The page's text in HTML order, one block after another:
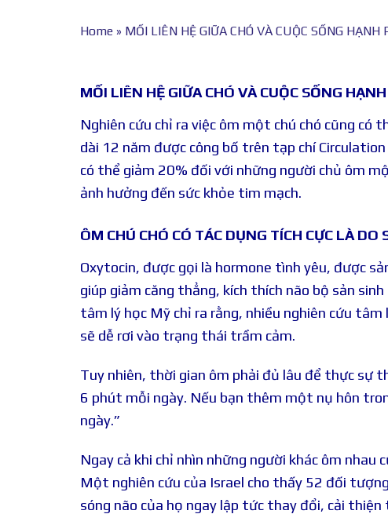
Home » MỐI LIÊN HỆ GIỮA CHÓ VÀ CUỘC SỐNG HẠNH
MỐI LIÊN HỆ GIỮA CHÓ VÀ CUỘC SỐNG
Nghiên cứu chỉ ra việc ôm một chú chó cũng có
dài 12 năm được công bố trên tạp chí
có thể giảm 20% đối với những người chủ ôm
ảnh hưởng đến sức khỏe tim mạch.
ÔM CHÚ CHÓ CÓ TÁC DỤNG TÍCH CỰC LÀ
Oxytocin, được gọi là hormone tình yêu, được
giúp giảm căng thẳng, kích thích não bộ sản
tâm lý học Mỹ chỉ ra rằng, nhiều nghiên cứu
sẽ dễ rơi vào trạng thái trầm cảm.
Tuy nhiên, thời gian ôm phải đủ lâu để thực sự
6 phút mỗi ngày. Nếu bạn thêm một nụ hôn
ngày.”
Ngay cả khi chỉ nhìn những người khác ôm
Một nghiên cứu của Israel cho thấy 52 đối
sóng não của họ ngay lập tức thay đổi, cải